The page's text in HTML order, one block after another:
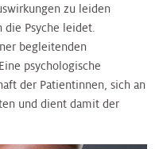
zu leiden
die Psyche leidet.
begleitenden
psychologische
der Patientinnen, sich an
und dient damit der